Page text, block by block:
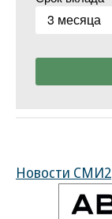
3 месяца
Новости СМИ2